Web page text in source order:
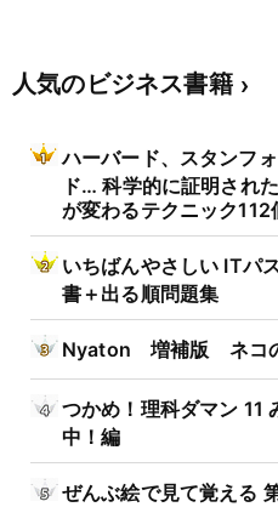
人気のビジネス書籍
ハーバード、スタンフ
ド… 科学的に証明され
が変わるテクニック112
いちばんやさしい ITパ
書＋出る順問題集
Nyaton 増補版 ネコ
つかめ！理科ダマン 11
中！編
ぜんぶ絵で見て覚える